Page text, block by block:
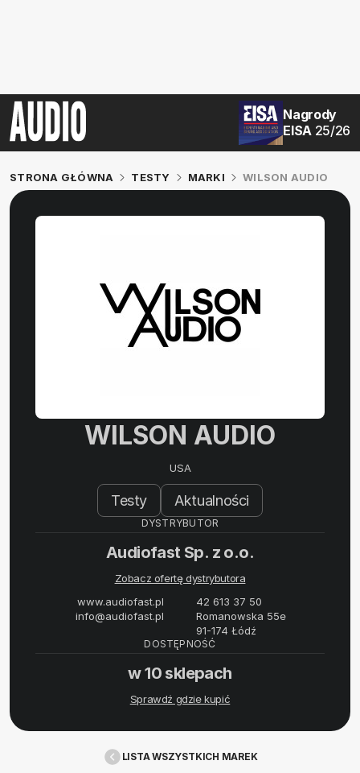
Nagrody
EISA 25/26
STRONA GŁÓWNA TESTY MARKI WILSON AUDIO
WILSON AUDIO
USA
Testy Aktualności
DYSTRYBUTOR
Audiofast Sp. z o.o.
Zobacz ofertę dystrybutora
www.audiofast.pl
info@audiofast.pl
42 613 37 50
Romanowska 55e
91-174 Łódź
DOSTĘPNOŚĆ
w 10 sklepach
Sprawdź gdzie kupić
LISTA WSZYSTKICH MAREK